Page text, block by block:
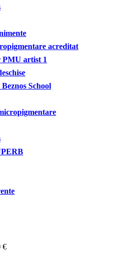
acreditat
artist 1
School
€